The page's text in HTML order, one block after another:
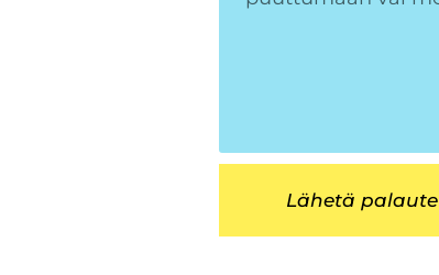
Lähetä palaute